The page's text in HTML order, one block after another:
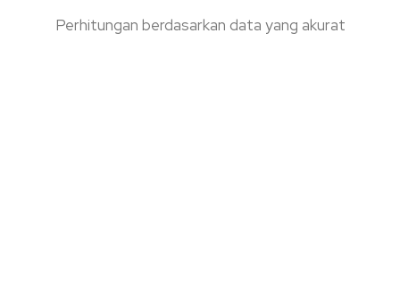
Perhitungan berdasarkan data yang akurat